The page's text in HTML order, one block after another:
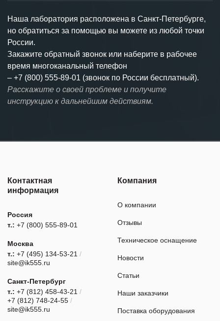
Наша лаборатория расположена в Санкт-Петербурге,
но обратиться за помощью вы можете из любой точки
России.
Закажите обратный звонок или наберите в рабочее
время многоканальный телефон
– +7 (800) 555-89-01 (звонок по России бесплатный).
Расскажите о своей проблеме и получите
инструкцию к дальнейшим действиям.
Контактная
информация
Россия
т.: +7 (800) 555-89-01
Москва
т.: +7 (495) 134-53-21 /
site@ik555.ru
Санкт-Петербург
т.: +7 (812) 458-43-21 /
+7 (812) 748-24-55 /
site@ik555.ru
Компания
О компании
Отзывы
Техническое оснащение
Новости
Статьи
Наши заказчики
Поставка оборудования